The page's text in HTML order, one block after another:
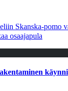
Skanska-pomo
osaajapula